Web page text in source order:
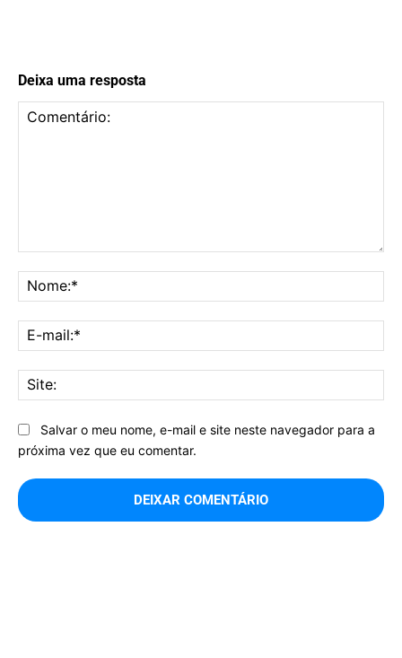
Deixa uma resposta
Salvar o meu nome, e-mail e site neste navegador para a
próxima vez que eu comentar.